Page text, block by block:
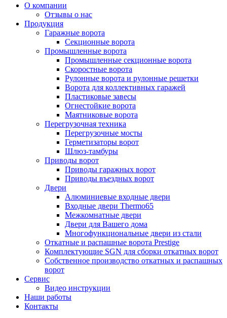
О компании
Отзывы о нас
Продукция
Гаражные ворота
Секционные ворота
Промышленные ворота
Промышленные секционные ворота
Скоростные ворота
Рулонные ворота и рулонные решетки
Ворота для коллективных гаражей
Пластиковые завесы
Огнестойкие ворота
Маятниковые ворота
Перегрузочная техника
Перегрузочные мосты
Герметизаторы ворот
Шлюз-тамбуры
Приводы ворот
Приводы гаражных ворот
Приводы въездных ворот
Двери
Алюминиевые входные двери
Входные двери Thermo65
Межкомнатные двери
Двери для Вашего дома
Многофункциональные двери из стали
Откатные и распашные ворота Prestige
Комплектующие SGN для сборки откатных ворот
Собственное производство откатных и распашных
ворот
Сервис
Видео инструкции
Наши работы
Контакты